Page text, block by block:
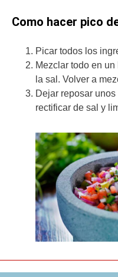
Como hacer pico
Picar todos los
Mezclar todo en
la sal. Volver a
Dejar reposar
rectificar de sal y